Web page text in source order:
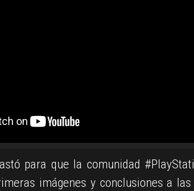
para que la comunidad
imágenes y conclusiones a